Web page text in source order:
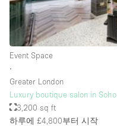
Street Level
Stunning View
Terrace
Whitebox / Minimal
Event Space
∙
Greater London
Luxury boutique salon in Soho
3,200 sq ft
하루에 £4,800부터 시작